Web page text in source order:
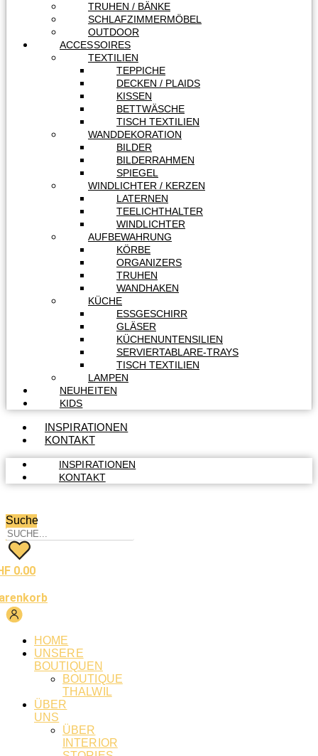
TRUHEN / BÄNKE
SCHLAFZIMMERMÖBEL
OUTDOOR
ACCESSOIRES
TEXTILIEN
TEPPICHE
DECKEN / PLAIDS
KISSEN
BETTWÄSCHE
TISCH TEXTILIEN
WANDDEKORATION
BILDER
BILDERRAHMEN
SPIEGEL
WINDLICHTER / KERZEN
LATERNEN
TEELICHTHALTER
WINDLICHTER
AUFBEWAHRUNG
KÖRBE
ORGANIZERS
TRUHEN
WANDHAKEN
KÜCHE
ESSGESCHIRR
GLÄSER
KÜCHENUNTENSILIEN
SERVIERTABLARE-TRAYS
TISCH TEXTILIEN
LAMPEN
NEUHEITEN
KIDS
INSPIRATIONEN
KONTAKT
INSPIRATIONEN
KONTAKT
Suche
0.00
HOME
UNSERE
BOUTIQUEN
BOUTIQUE
THALWIL
ÜBER
UNS
ÜBER
INTERIOR